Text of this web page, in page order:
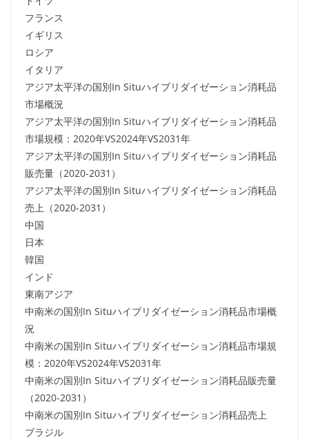
フランス
イギリス
ロシア
イタリア
アジア太平洋の国別In Situハイブリダイゼーション消耗品
市場概況
アジア太平洋の国別In Situハイブリダイゼーション消耗品
市場規模：2020年VS2024年VS2031年
アジア太平洋の国別In Situハイブリダイゼーション消耗品
販売量（2020-2031）
アジア太平洋の国別In Situハイブリダイゼーション消耗品
売上（2020-2031）
中国
日本
韓国
インド
東南アジア
中南米の国別In Situハイブリダイゼーション消耗品市場概
況
中南米の国別In Situハイブリダイゼーション消耗品市場規
模：2020年VS2024年VS2031年
中南米の国別In Situハイブリダイゼーション消耗品販売量
（2020-2031）
中南米の国別In Situハイブリダイゼーション消耗品売上
ブラジル